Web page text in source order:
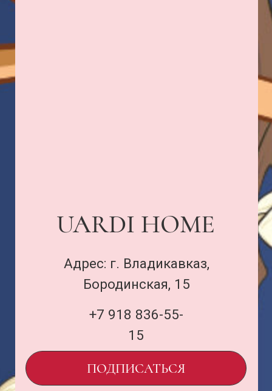
uardi@inbox.ru
ООО «Семья Проектов Уарди»
ИНН 1500013306
ОГРН 1231500005560
и политика